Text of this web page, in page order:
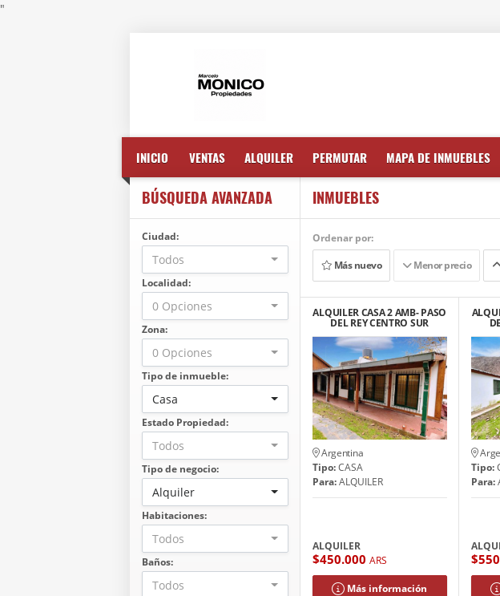
"
INICIO VENTAS ALQUILER PERMUTAR MAPA DE INMUEBLES
BÚSQUEDA AVANZADA
Ciudad:
Todos
Localidad:
0 Opciones
Zona:
0 Opciones
Tipo de inmueble:
Casa
Estado Propiedad:
Todos
Tipo de negocio:
Alquiler
Habitaciones:
Todos
Baños:
Todos
INMUEBLES
Ordenar por:
Más nuevo
Menor precio
ALQUILER CASA 2 AMB- PASO
DEL REY CENTRO SUR
Argentina
Tipo:CASA
Para:ALQUILER
ALQUILER
$450.000 ARS
Más información
Tipo:
Para: